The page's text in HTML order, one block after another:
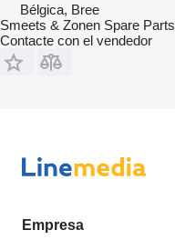
Bélgica, Bree
Smeets & Zonen Spare Parts
Contacte con el vendedor
Empresa